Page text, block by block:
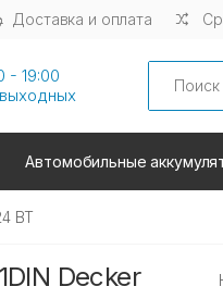
Доставка и оплата
- 19:00
Search
Автомобильные
BT
Decker